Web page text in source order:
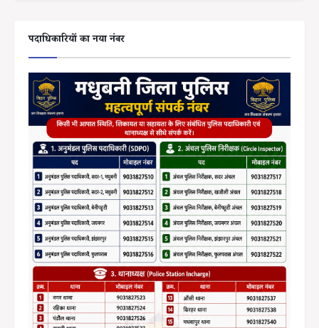
पदाधिकारियों का नया नंबर